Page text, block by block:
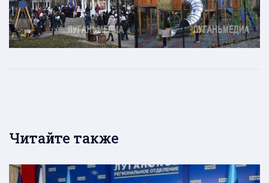
Читайте также